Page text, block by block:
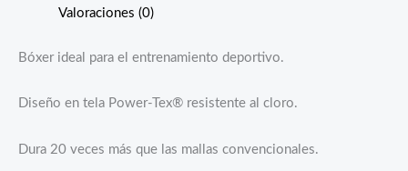
Valoraciones (0)
Bóxer ideal para el entrenamiento deportivo.
Diseño en tela Power-Tex® resistente al cloro.
Dura 20 veces más que las mallas convencionales.